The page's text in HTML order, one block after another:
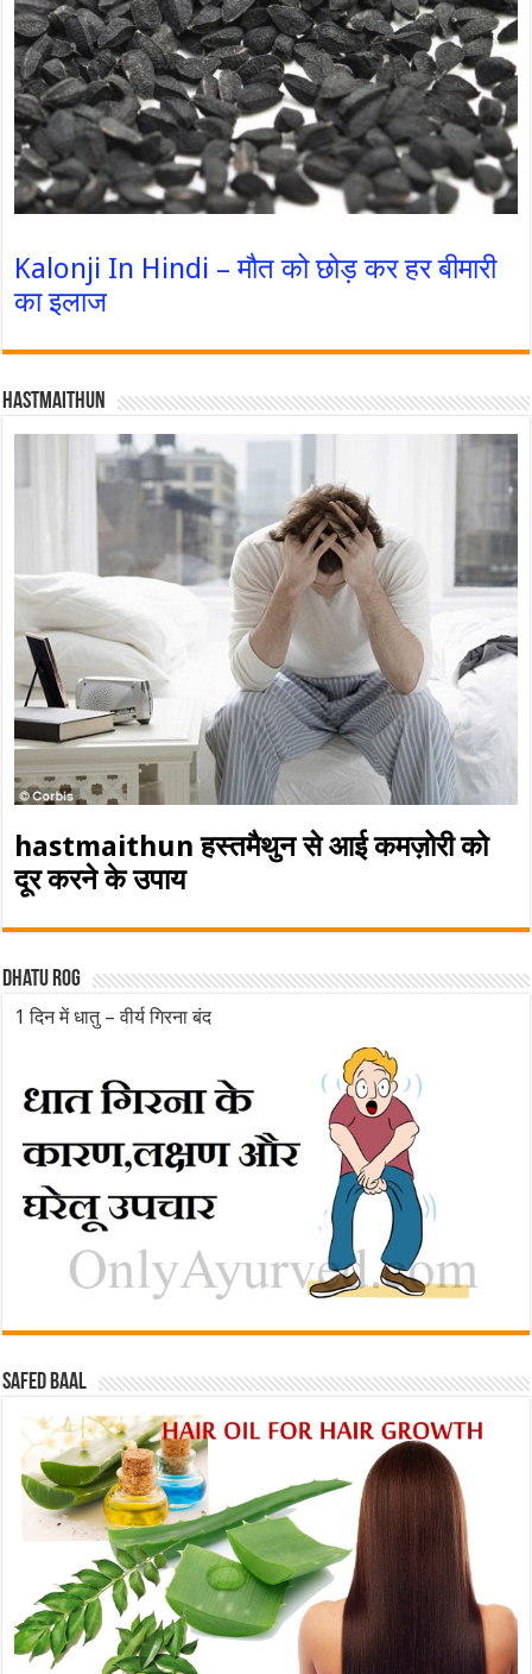
Kalonji In Hindi – मौत को छोड़ कर हर बीमारी
का इलाज
Hastmaithun
hastmaithun हस्तमैथुन से आई कमज़ोरी को
दूर करने के उपाय
Dhatu rog
1 दिन में धातु – वीर्य गिरना बंद
Safed baal